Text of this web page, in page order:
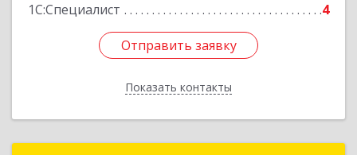
1С:Специалист
4
Отправить заявку
Показать контакты
Отправить заявку
Назад